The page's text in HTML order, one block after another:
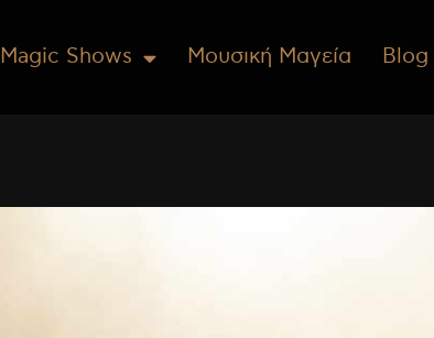
Magic Shows Μουσική Μαγεία Blog